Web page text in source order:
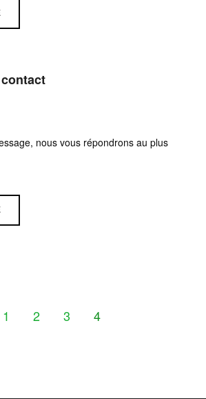
nous vous répondrons au plus
1 2 3 4